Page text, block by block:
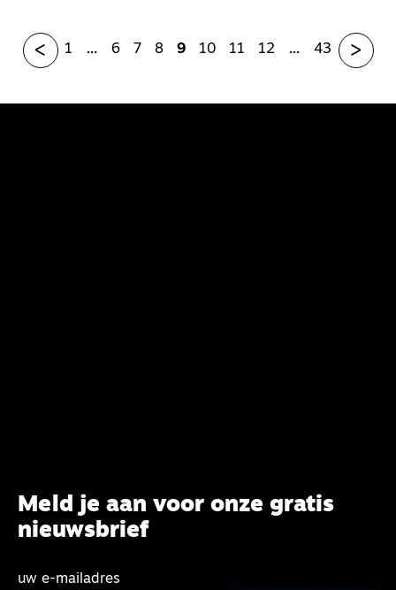
< 1 … 6 7 8 9 10 11 12 … 43 >
Meld je aan voor onze gratis
nieuwsbrief
uw e-mailadres